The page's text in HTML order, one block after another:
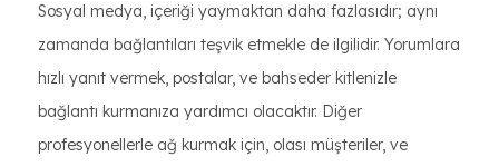
Sosyal medya, içeriği yaymaktan daha fazlasıdır; aynı
zamanda bağlantıları teşvik etmekle de ilgilidir. Yorumlara
hızlı yanıt vermek, postalar, ve bahseder kitlenizle
bağlantı kurmanıza yardımcı olacaktır. Diğer
profesyonellerle ağ kurmak için, olası müşteriler, ve